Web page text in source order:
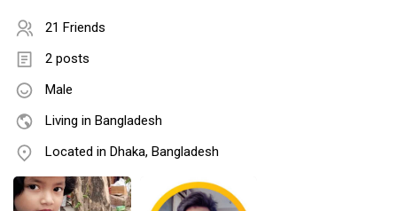
21 Friends
2 posts
Male
Living in Bangladesh
Located in Dhaka, Bangladesh